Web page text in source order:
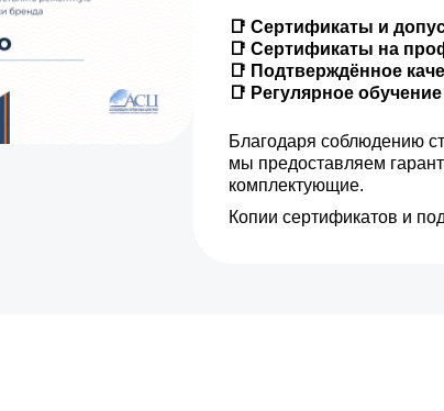
📑 Сертификаты и
📑 Сертификаты на
📑 Подтверждённое
📑 Регулярное
Благодаря соблюдению
мы предоставляем
комплектующие.
Копии сертификатов и